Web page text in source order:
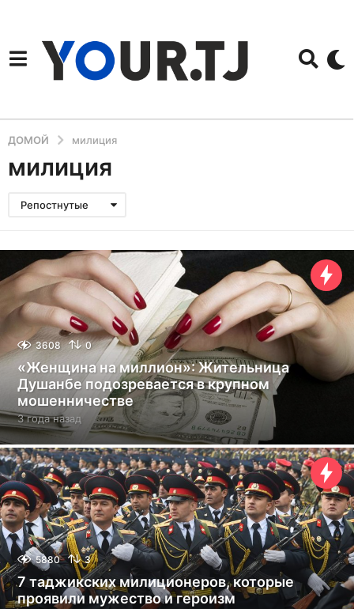
ДОМОЙ милиция
милиция
Репостнутые
3608 0
«Женщина на миллион»: Жительница
Душанбе подозревается в крупном
мошенничестве
3 года назад3
о
д
а
н
а
з
а
д
5880 3
7 таджикских милиционеров, которые
проявили мужество и героизм